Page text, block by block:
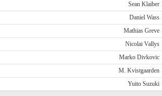
Sean Klaiber
Daniel Wass
Mathias Greve
Nicolai Vallys
Marko Divkovic
M. Kvistgaarden
Yuito Suzuki